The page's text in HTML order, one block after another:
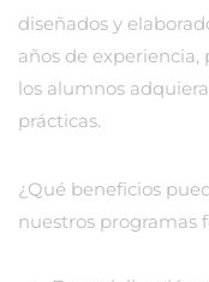
diseñados y
años de experiencia,
los alumnos
prácticas.
¿Qué beneficios
nuestros programas